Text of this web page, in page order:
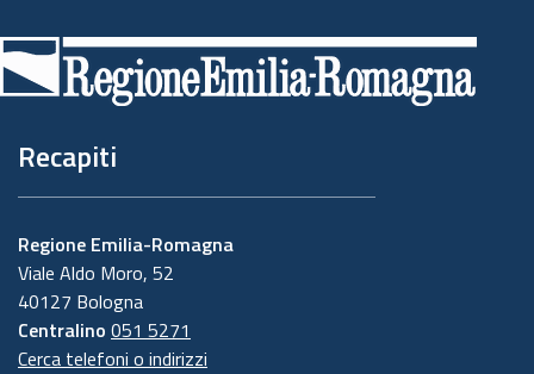
di
pagina
Recapiti
Regione Emilia-Romagna
Viale Aldo Moro, 52
40127 Bologna
Centralino 051 5271
Cerca telefoni o indirizzi